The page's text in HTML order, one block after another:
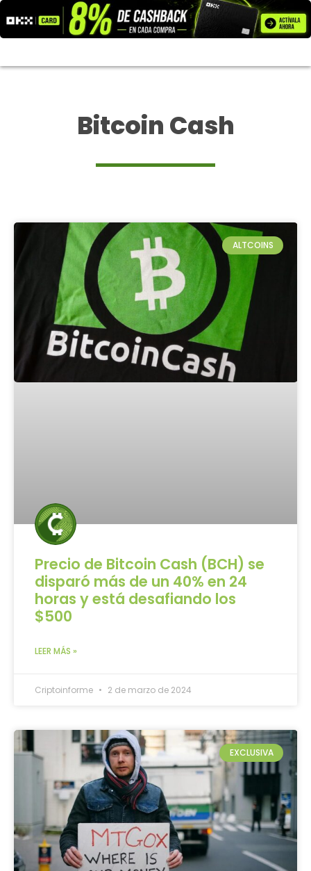
al
contenido
Bitcoin Cash
ALTCOINS
Precio de Bitcoin Cash (BCH) se
disparó más de un 40% en 24
horas y está desafiando los
$500
LEER MÁS »
Criptoinforme 2 de marzo de 2024
EXCLUSIVA